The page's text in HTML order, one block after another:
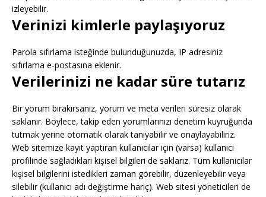
izleyebilir.
Verinizi kimlerle paylaşıyoruz
Parola sıfırlama isteğinde bulunduğunuzda, IP adresiniz
sıfırlama e-postasına eklenir.
Verilerinizi ne kadar süre tutarız
Bir yorum bırakırsanız, yorum ve meta verileri süresiz olarak
saklanır. Böylece, takip eden yorumlarınızı denetim kuyruğunda
tutmak yerine otomatik olarak tanıyabilir ve onaylayabiliriz.
Web sitemize kayıt yaptıran kullanıcılar için (varsa) kullanıcı
profilinde sağladıkları kişisel bilgileri de saklarız. Tüm kullanıcılar
kişisel bilgilerini istedikleri zaman görebilir, düzenleyebilir veya
silebilir (kullanıcı adı değiştirme hariç). Web sitesi yöneticileri de